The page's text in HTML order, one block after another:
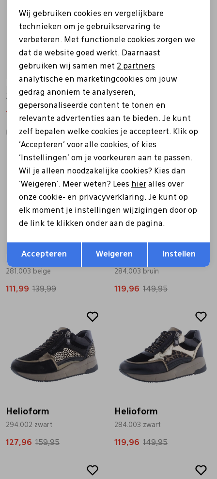
Helioform
249.004 beige
111,97 159,95
Helioform
250.022 beige
111,97 159,95
Sale
Helioform
281.003 beige
111,99 139,99
Sale
Helioform
284.003 bruin
119,96 149,95
Helioform
294.002 zwart
127,96 159,95
Helioform
284.003 zwart
119,96 149,95
Analytische cookies
Marketing cookies
Terug Opslaan
Wij gebruiken cookies en vergelijkbare
technieken om je gebruikservaring te
verbeteren. Met functionele cookies zorgen we
dat de website goed werkt. Daarnaast
gebruiken wij samen met 2 partners
analytische en marketingcookies om jouw
gedrag anoniem te analyseren,
gepersonaliseerde content te tonen en
relevante advertenties aan te bieden. Je kunt
zelf bepalen welke cookies je accepteert. Klik op
'Accepteren' voor alle cookies, of kies
'Instellingen' om je voorkeuren aan te passen.
Wil je alleen noodzakelijke cookies? Kies dan
'Weigeren'. Meer weten? Lees hier alles over
onze cookie- en privacyverklaring. Je kunt op
elk moment je instellingen wijzigingen door op
de link te klikken onder aan de pagina.
Accepteren Weigeren Instellen